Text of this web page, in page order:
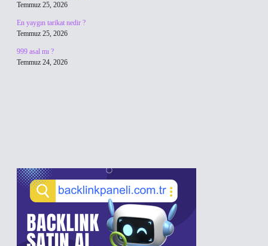
Temmuz 25, 2026
En yaygın tarikat nedir ?
Temmuz 25, 2026
999 asal mı ?
Temmuz 24, 2026